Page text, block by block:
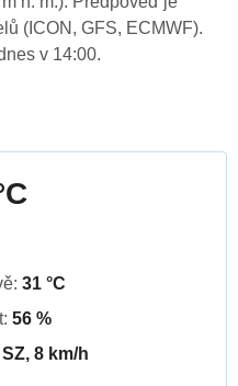
(ICON, GFS, ECMWF).
v 14:00.
31 °C
56 %
SZ, 8 km/h